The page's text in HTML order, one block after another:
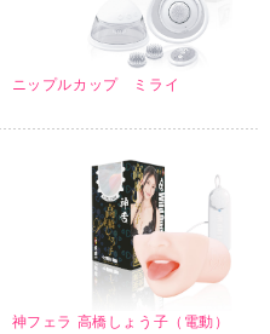
ニップルカップ ミライ
神フェラ 高橋しょう子（電動）